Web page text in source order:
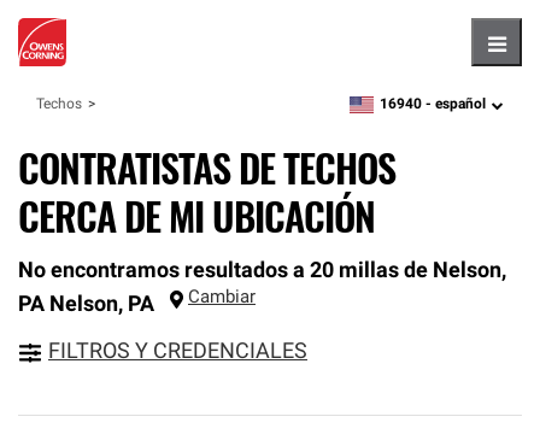
Techos zipcode,language
16940 - español
CONTRATISTAS DE TECHOS
CERCA DE MI UBICACIÓN
No encontramos resultados a 20 millas de Nelson,
PA Nelson, PA Cambiar
FILTROS Y CREDENCIALES